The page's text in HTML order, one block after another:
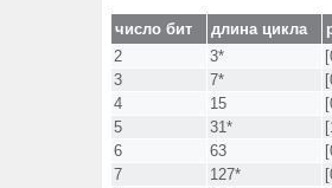
число бит длина цикла
2
3*
3
7*
4
15
5
31*
6
63
7
127*